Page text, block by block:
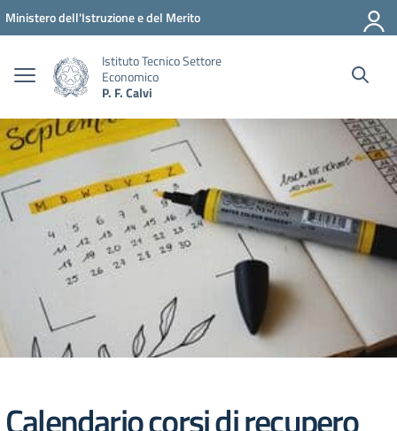
Vai ai contenuti
Vai al menu di navigazione
Vai al footer
Ministero dell'Istruzione e del Merito
Istituto Tecnico Settore
Economico
P. F. Calvi